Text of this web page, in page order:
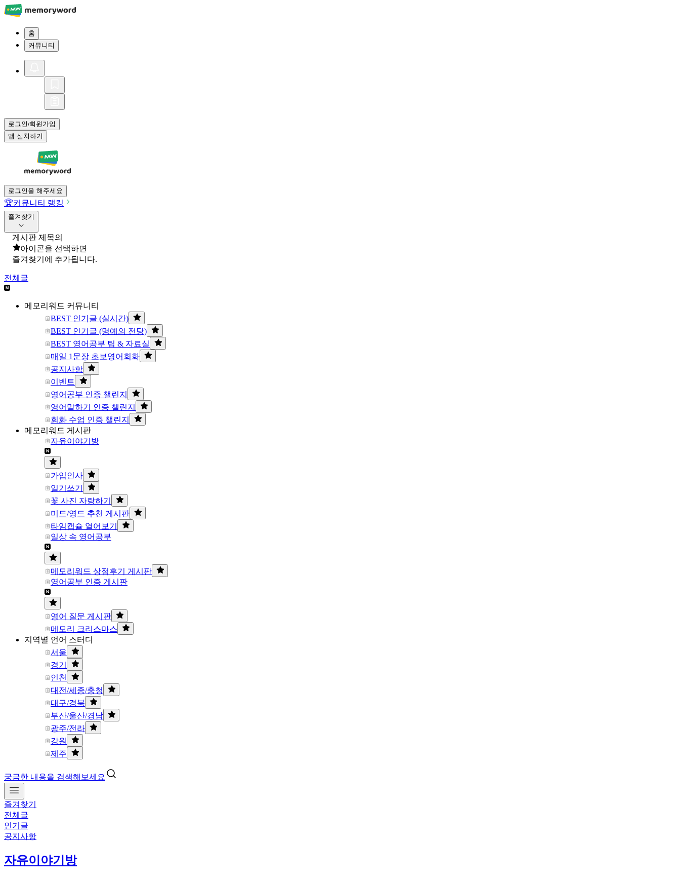
홈
커뮤니티
로그인/회원가입
앱 설치하기
로그인을 해주세요
🏆커뮤니티 랭킹
즐겨찾기
게시판 제목의
아이콘을 선택하면
즐겨찾기에 추가됩니다.
전체글
메모리워드 커뮤니티
BEST 인기글 (실시간)
BEST 인기글 (명예의 전당)
BEST 영어공부 팁 & 자료실
매일 1문장 초보영어회화
공지사항
이벤트
영어공부 인증 챌린지
영어말하기 인증 챌린지
회화 수업 인증 챌린지
메모리워드 게시판
자유이야기방
가입인사
일기쓰기
꽃 사진 자랑하기
미드/영드 추천 게시판
타임캡슐 열어보기
일상 속 영어공부
메모리워드 상점후기 게시판
영어공부 인증 게시판
영어 질문 게시판
메모리 크리스마스
지역별 언어 스터디
서울
경기
인천
대전/세종/충청
대구/경북
부산/울산/경남
광주/전라
강원
제주
궁금한 내용을 검색해보세요
즐겨찾기
전체글
인기글
공지사항
자유이야기방